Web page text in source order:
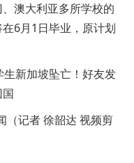
澳大利亚多所学校的
6月1日毕业，原计划
新加坡坠亡！好友发
记者 徐韶达 视频剪